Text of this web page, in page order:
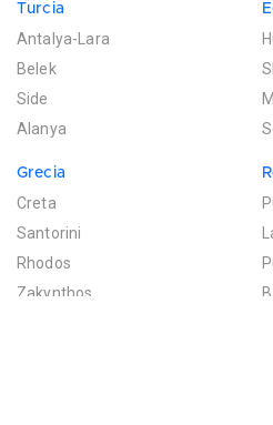
Turcia
Antalya-Lara
Belek
Side
Alanya
Grecia
Creta
Santorini
Rhodos
Zakynthos